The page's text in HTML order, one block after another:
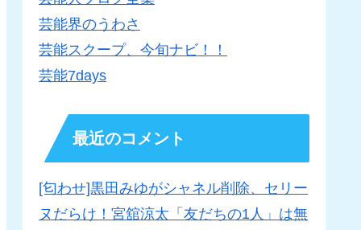
芸能界のうわさ
芸能スクープ、今旬ナビ！！
芸能7days
最近のコメント
[匂わせ]黒田みゆがシャネル削除、セリー
ヌだらけ！宮舘涼太「友だちの1人」は無